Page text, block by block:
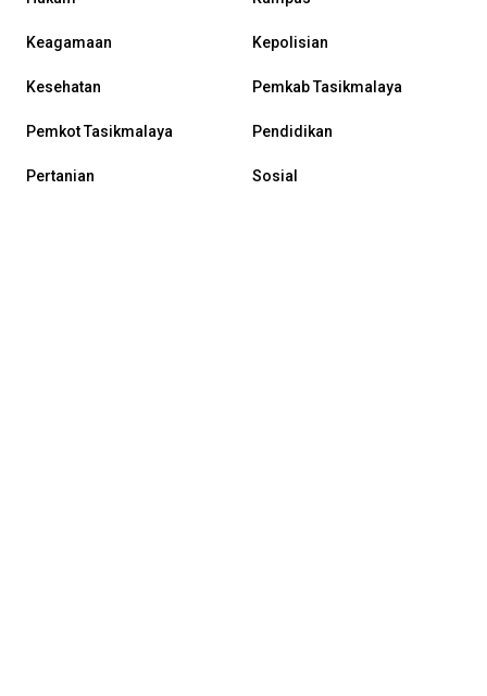
Keagamaan Kepolisian
Kesehatan Pemkab Tasikmalaya
Pemkot Tasikmalaya Pendidikan
Pertanian Sosial